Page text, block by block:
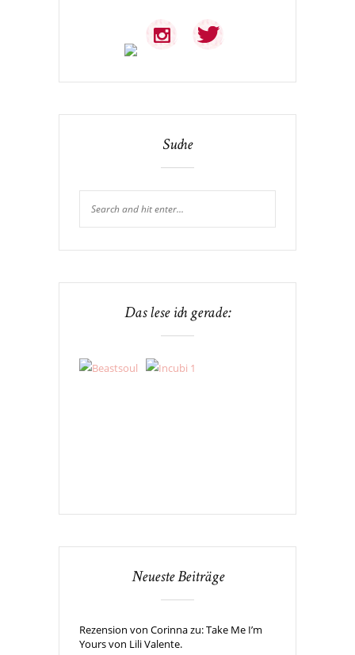
Suche
Das lese ich gerade:
Neueste Beiträge
Rezension von Corinna zu: Take Me I’m
Yours von Lili Valente.